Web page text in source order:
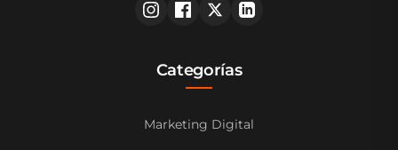
Categorías
Marketing Digital